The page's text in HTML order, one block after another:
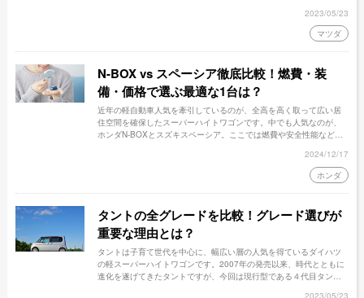
2023/05/23
マツダ
N-BOX vs スペーシア徹底比較！燃費・装
備・価格で選ぶ最適な1台は？
近年の軽自動車人気を牽引しているのが、全高を高く取って広い居
住空間を確保したスーパーハイトワゴンです。中でも人気なのが、
ホンダN-BOXとスズキスペーシア。ここでは燃費や安全性能など、
2024/12/17
ホンダ
タントの全グレードを比較！グレード選びが
重要な理由とは？
タントは子育て世代を中心に、幅広い層の人気を得ているダイハツ
の軽スーパーハイトワゴンです。2007年の発売以来、時代とともに
進化を遂げてきたタントですが、今回は現行型である４代目タント
2023/05/23